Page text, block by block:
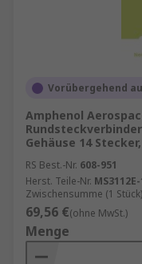
Vorübergehend
Amphenol
Gehäuse 14 Stecker,
RS Best.-Nr. 608-951
Herst. Teile-Nr.
Zwischensumme (1 Stück)
69,56 €(ohne MwSt.)
Menge